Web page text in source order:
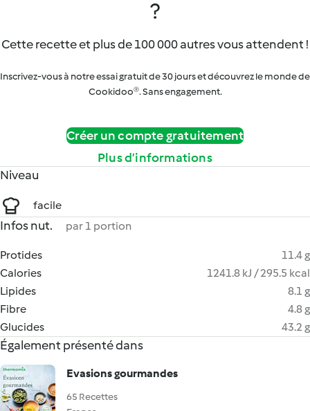
?
Cette recette et plus de 100 000 autres vous attendent !
Inscrivez-vous à notre essai gratuit de 30 jours et découvrez le monde de
Cookidoo®. Sans engagement.
Créer un compte gratuitement
Plus d’informations
Niveau
facile
Infos nut. par 1 portion
Protides
11.4 g
Calories
1241.8 kJ / 295.5 kcal
Lipides
8.1 g
Fibre
4.8 g
Glucides
43.2 g
Également présenté dans
Evasions gourmandes
65 Recettes